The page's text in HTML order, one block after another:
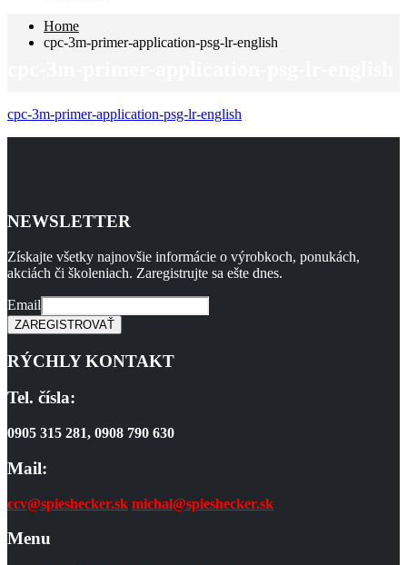
Home
cpc-3m-primer-application-psg-lr-english
cpc-3m-primer-application-psg-lr-english
NEWSLETTER
Získajte všetky najnovšie informácie o výrobkoch, ponukách,
akciách či školeniach. Zaregistrujte sa ešte dnes.
Email
RÝCHLY KONTAKT
Tel. čísla:
0905 315 281, 0908 790 630
Mail:
ccv@spieshecker.sk michal@spieshecker.sk
Menu